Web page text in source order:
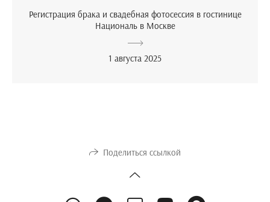
Регистрация брака и свадебная фотосессия в гостинице
Националь в Москве
1 августа 2025
Поделиться ссылкой